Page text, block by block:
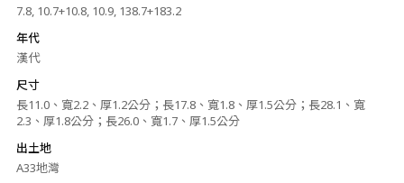
7.8, 10.7+10.8, 10.9, 138.7+183.2
年代
漢代
尺寸
長11.0、寬2.2、厚1.2公分；長17.8、寬1.8、厚1.5公分；長28.1、寬
2.3、厚1.8公分；長26.0、寬1.7、厚1.5公分
出土地
A33地灣